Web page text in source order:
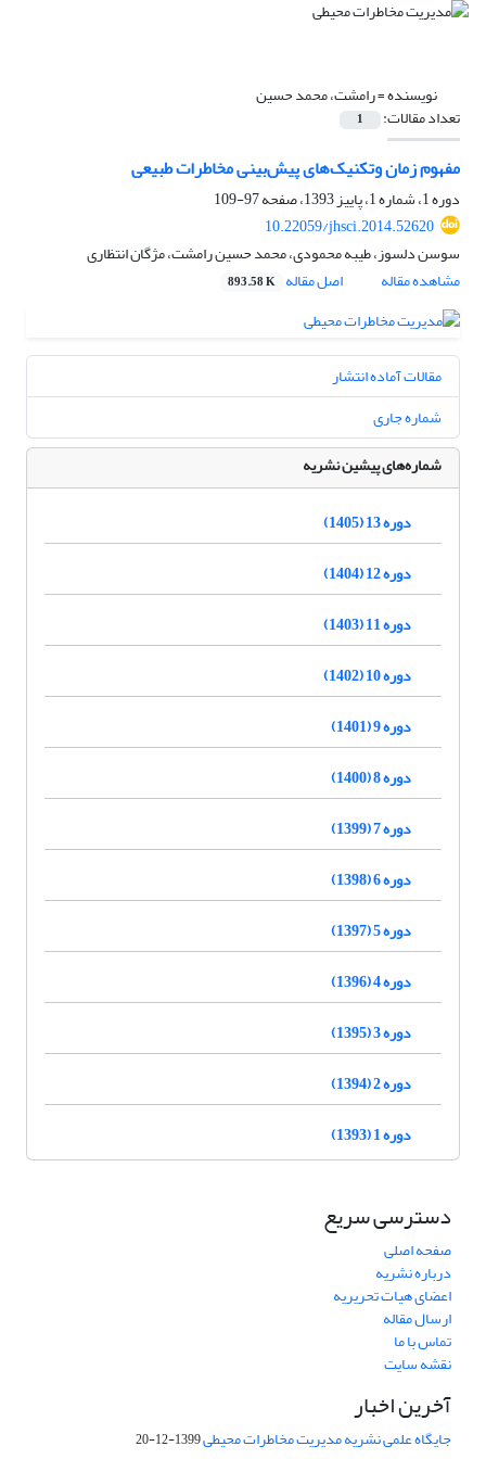
نویسنده =رامشت، محمد حسین
تعداد مقالات: 1
مفهوم زمان وتکنیک‌های پیش‌بینی مخاطرات طبیعی
دوره 1، شماره 1، پاییز 1393، صفحه
97-109
10.22059/jhsci.2014.52620
سوسن دلسوز، طیبه محمودی، محمد حسین رامشت، مژگان انتظاری
مشاهده مقاله
اصل مقاله 893.58 K
مقالات آماده انتشار
شماره جاری
شماره‌های پیشین نشریه
دوره 13 (1405)
دوره 12 (1404)
دوره 11 (1403)
دوره 10 (1402)
دوره 9 (1401)
دوره 8 (1400)
دوره 7 (1399)
دوره 6 (1398)
دوره 5 (1397)
دوره 4 (1396)
دوره 3 (1395)
دوره 2 (1394)
دوره 1 (1393)
دسترسی سریع
صفحه اصلی
درباره نشریه
اعضای هیات تحریریه
ارسال مقاله
تماس با ما
نقشه سایت
آخرین اخبار
جایگاه علمی نشریه مدیریت مخاطرات محیطی1399-12-20